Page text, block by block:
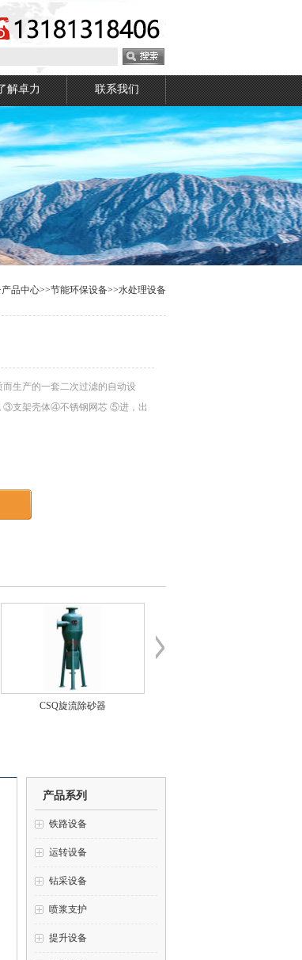
解卓力 联系我们
产品中心>>节能环保设备>>水处理设备
生产的一套二次过滤的自动设
③支架壳体④不锈钢网芯 ⑤进，出
CSQ旋流除砂器
产品系列
铁路设备
运转设备
钻采设备
喷浆支护
提升设备